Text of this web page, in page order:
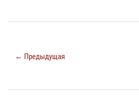
← Предыдущая